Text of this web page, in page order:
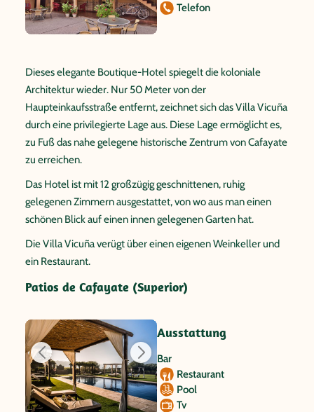
Telefon
Dieses elegante Boutique-Hotel spiegelt die koloniale
Architektur wieder. Nur 50 Meter von der
Haupteinkaufsstraße entfernt, zeichnet sich das Villa Vicuña
durch eine privilegierte Lage aus. Diese Lage ermöglicht es,
zu Fuß das nahe gelegene historische Zentrum von Cafayate
zu erreichen.
Das Hotel ist mit 12 großzügig geschnittenen, ruhig
gelegenen Zimmern ausgestattet, von wo aus man einen
schönen Blick auf einen innen gelegenen Garten hat.
Die Villa Vicuña verügt über einen eigenen Weinkeller und
ein Restaurant.
Patios de Cafayate (Superior)
Ausstattung
Bar
Restaurant
Pool
Tv